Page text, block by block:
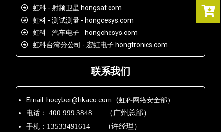
虹科 - 射频卫星 hongsat.com
虹科 - 测试测量 - hongcesys.com
虹科 - 汽车电子 - hongchesys.com
虹科台湾分公司 - 宏虹电子 hongtronics.com
联系我们
Email: hocyber@hkaco.com (虹科网络安全部）
电话：
400 999 3848 （广州总部）
手机： 13533491614 （许经理）